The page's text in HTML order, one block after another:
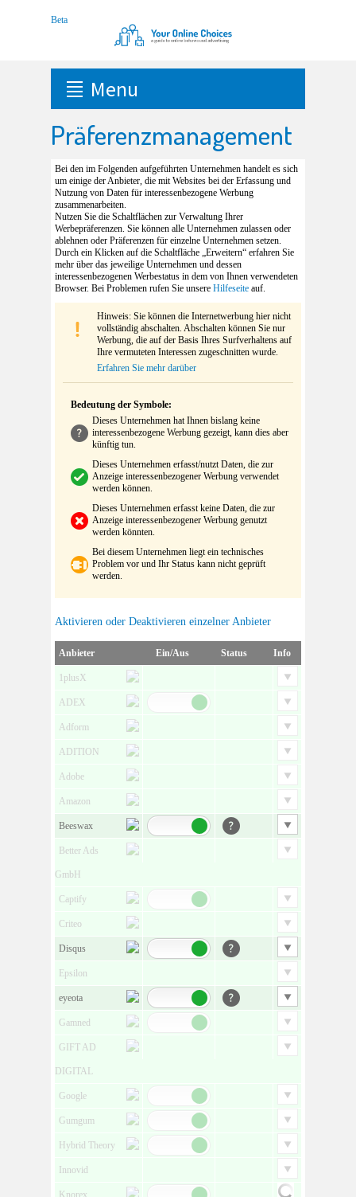
Menu
Präferenzmanagement
Bei den im Folgenden aufgeführten Unternehmen handelt es sich
um einige der Anbieter, die mit Websites bei der Erfassung und
Nutzung von Daten für interessenbezogene Werbung
zusammenarbeiten.
Nutzen Sie die Schaltflächen zur Verwaltung Ihrer
Werbepräferenzen. Sie können alle Unternehmen zulassen oder
ablehnen oder Präferenzen für einzelne Unternehmen setzen.
Durch ein Klicken auf die Schaltfläche „Erweitern“ erfahren Sie
mehr über das jeweilige Unternehmen und dessen
interessenbezogenen Werbestatus in dem von Ihnen verwendeten
Browser. Bei Problemen rufen Sie unsere Hilfeseite auf.
Hinweis: Sie können die Internetwerbung hier nicht
vollständig abschalten. Abschalten können Sie nur
Werbung, die auf der Basis Ihres Surfverhaltens auf
Ihre vermuteten Interessen zugeschnitten wurde.
Erfahren Sie mehr darüber
Bedeutung der Symbole:
Dieses Unternehmen hat Ihnen bislang keine
interessenbezogene Werbung gezeigt, kann dies aber
künftig tun.
Dieses Unternehmen erfasst/nutzt Daten, die zur
Anzeige interessenbezogener Werbung verwendet
werden können.
Dieses Unternehmen erfasst keine Daten, die zur
Anzeige interessenbezogener Werbung genutzt
werden könnten.
Bei diesem Unternehmen liegt ein technisches
Problem vor und Ihr Status kann nicht geprüft
werden.